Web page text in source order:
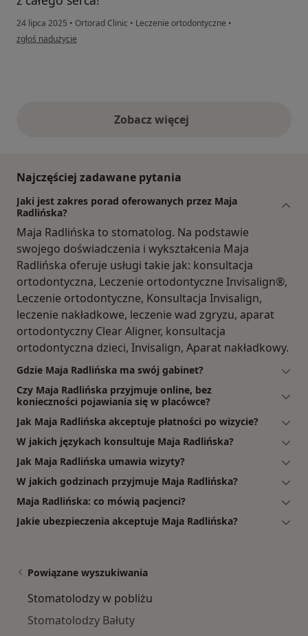
24 lipca 2025 • Ortorad Clinic • Leczenie ortodontyczne •
w opinii użytkownika Ilona Piotrowicz
zgłoś nadużycie
Zobacz więcejopinie powyżej
Najczęściej zadawane pytania
Jaki jest zakres porad oferowanych przez Maja
Radlińska?
Maja Radlińska to stomatolog. Na podstawie
swojego doświadczenia i wykształcenia Maja
Radlińska oferuje usługi takie jak: konsultacja
ortodontyczna, Leczenie ortodontyczne Invisalign®,
Leczenie ortodontyczne, Konsultacja Invisalign,
leczenie nakładkowe, leczenie wad zgryzu, aparat
ortodontyczny Clear Aligner, konsultacja
ortodontyczna dzieci, Invisalign, Aparat nakładkowy.
Gdzie Maja Radlińska ma swój gabinet?
Czy Maja Radlińska przyjmuje online, bez
konieczności pojawiania się w placówce?
Jak Maja Radlińska akceptuje płatności po wizycie?
W jakich językach konsultuje Maja Radlińska?
Jak Maja Radlińska umawia wizyty?
W jakich godzinach przyjmuje Maja Radlińska?
Maja Radlińska: co mówią pacjenci?
Jakie ubezpieczenia akceptuje Maja Radlińska?
Powiązane wyszukiwania
Stomatolodzy w pobliżu
Stomatolodzy Bałuty